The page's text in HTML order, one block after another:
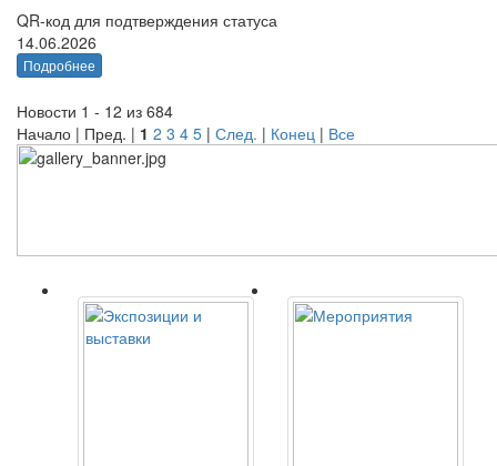
QR-код для подтверждения статуса
14.06.2026
Подробнее
Новости 1 - 12 из 684
Начало | Пред. | 1 2 3 4 5 | След. | Конец | Все